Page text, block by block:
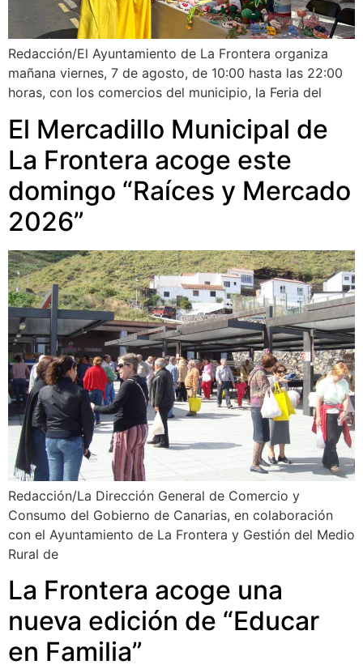
Redacción/El Ayuntamiento de La Frontera organiza
mañana viernes, 7 de agosto, de 10:00 hasta las 22:00
horas, con los comercios del municipio, la Feria del
El Mercadillo Municipal de
La Frontera acoge este
domingo “Raíces y Mercado
2026”
Redacción/La Dirección General de Comercio y
Consumo del Gobierno de Canarias, en colaboración
con el Ayuntamiento de La Frontera y Gestión del Medio
Rural de
La Frontera acoge una
nueva edición de “Educar
en Familia”